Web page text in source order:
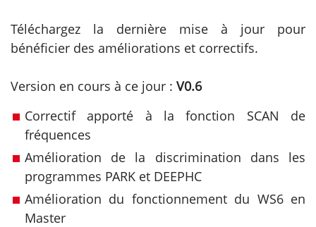
Téléchargez la dernière mise à jour pour
bénéficier des améliorations et correctifs.
Version en cours à ce jour : V0.6
Correctif apporté à la fonction SCAN de
fréquences
Amélioration de la discrimination dans les
programmes PARK et DEEPHC
Amélioration du fonctionnement du WS6 en
Master